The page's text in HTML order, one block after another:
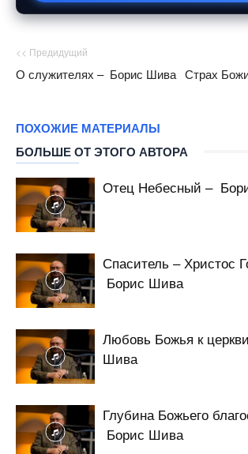
<< Предидущий
О служителях – Борис Шива Страх
ПОХОЖИЕ МАТЕРИАЛЫ
БОЛЬШЕ ОТ ЭТОГО АВТОРА
Отец Небесный –
Спаситель – Христос
Борис Шива
Любовь Божья к
Шива
Глубина Божьего
Борис Шива